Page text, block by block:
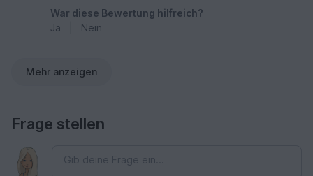
War diese Bewertung hilfreich?
Ja
Nein
Mehr anzeigen
Frage stellen